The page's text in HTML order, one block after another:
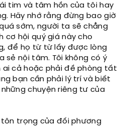
tim và tâm hồn của tôi hay
Hãy nhớ rằng đừng bao giờ
sớm, người ta sẽ chẳng
cơ hội quý giá này cho
để họ từ từ lấy được lòng
sẻ nội tâm. Tôi không có ý
ai cả hoặc phải đề phòng tất
bạn cần phải lý trí và biết
chuyện riêng tư của
trọng của đối phương